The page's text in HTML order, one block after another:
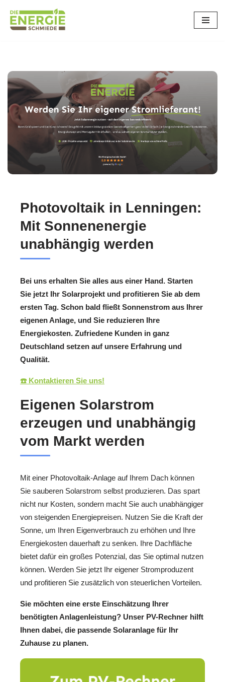
Zum
Photovoltaik in Lenningen:
Mit Sonnenenergie
unabhängig werden
Bei uns erhalten Sie alles aus einer Hand. Starten
Sie jetzt Ihr Solarprojekt und profitieren Sie ab dem
ersten Tag. Schon bald fließt Sonnenstrom aus Ihrer
eigenen Anlage, und Sie reduzieren Ihre
Energiekosten. Zufriedene Kunden in ganz
Deutschland setzen auf unsere Erfahrung und
Qualität.
☎️ Kontaktieren Sie uns!
Eigenen Solarstrom
erzeugen und unabhängig
vom Markt werden
Mit einer Photovoltaik-Anlage auf Ihrem Dach können
Sie sauberen Solarstrom selbst produzieren. Das spart
nicht nur Kosten, sondern macht Sie auch unabhängiger
von steigenden Energiepreisen. Nutzen Sie die Kraft der
Sonne, um Ihren Eigenverbrauch zu erhöhen und Ihre
Energiekosten dauerhaft zu senken. Ihre Dachfläche
bietet dafür ein großes Potenzial, das Sie optimal nutzen
können. Werden Sie jetzt Ihr eigener Stromproduzent
und profitieren Sie zusätzlich von steuerlichen Vorteilen.
Sie möchten eine erste Einschätzung Ihrer
benötigten Anlagenleistung? Unser PV-Rechner hilft
Ihnen dabei, die passende Solaranlage für Ihr
Zuhause zu planen.